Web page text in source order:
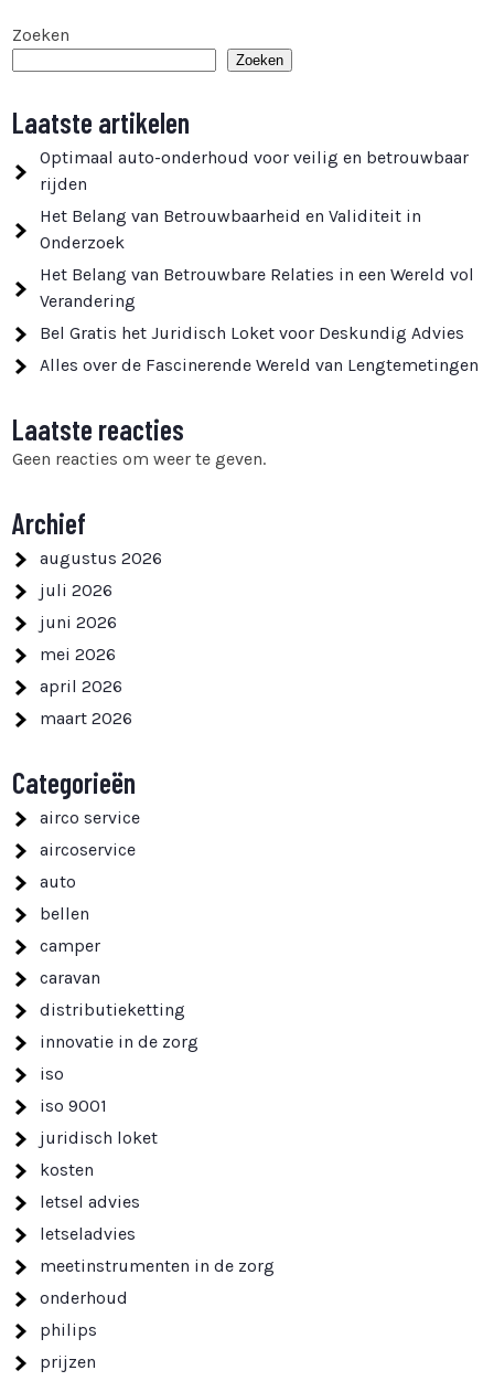
Zoeken
Zoeken
Laatste artikelen
Optimaal auto-onderhoud voor veilig en betrouwbaar
rijden
Het Belang van Betrouwbaarheid en Validiteit in
Onderzoek
Het Belang van Betrouwbare Relaties in een Wereld vol
Verandering
Bel Gratis het Juridisch Loket voor Deskundig Advies
Alles over de Fascinerende Wereld van Lengtemetingen
Laatste reacties
Geen reacties om weer te geven.
Archief
augustus 2026
juli 2026
juni 2026
mei 2026
april 2026
maart 2026
Categorieën
airco service
aircoservice
auto
bellen
camper
caravan
distributieketting
innovatie in de zorg
iso
iso 9001
juridisch loket
kosten
letsel advies
letseladvies
meetinstrumenten in de zorg
onderhoud
philips
prijzen